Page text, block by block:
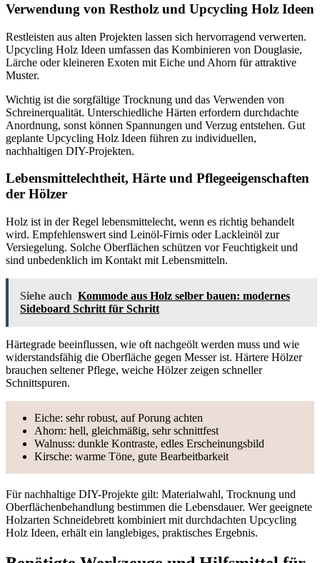
Verwendung von Restholz und Upcycling Holz Ideen
Restleisten aus alten Projekten lassen sich hervorragend verwerten.
Upcycling Holz Ideen umfassen das Kombinieren von Douglasie,
Lärche oder kleineren Exoten mit Eiche und Ahorn für attraktive
Muster.
Wichtig ist die sorgfältige Trocknung und das Verwenden von
Schreinerqualität. Unterschiedliche Härten erfordern durchdachte
Anordnung, sonst können Spannungen und Verzug entstehen. Gut
geplante Upcycling Holz Ideen führen zu individuellen,
nachhaltigen DIY-Projekten.
Lebensmittelechtheit, Härte und Pflegeeigenschaften
der Hölzer
Holz ist in der Regel lebensmittelecht, wenn es richtig behandelt
wird. Empfehlenswert sind Leinöl-Firnis oder Lackleinöl zur
Versiegelung. Solche Oberflächen schützen vor Feuchtigkeit und
sind unbedenklich im Kontakt mit Lebensmitteln.
Siehe auch Kommode aus Holz selber bauen: modernes
Sideboard Schritt für Schritt
Härtegrade beeinflussen, wie oft nachgeölt werden muss und wie
widerstandsfähig die Oberfläche gegen Messer ist. Härtere Hölzer
brauchen seltener Pflege, weiche Hölzer zeigen schneller
Schnittspuren.
Eiche: sehr robust, auf Porung achten
Ahorn: hell, gleichmäßig, sehr schnittfest
Walnuss: dunkle Kontraste, edles Erscheinungsbild
Kirsche: warme Töne, gute Bearbeitbarkeit
Für nachhaltige DIY-Projekte gilt: Materialwahl, Trocknung und
Oberflächenbehandlung bestimmen die Lebensdauer. Wer geeignete
Holzarten Schneidebrett kombiniert mit durchdachten Upcycling
Holz Ideen, erhält ein langlebiges, praktisches Ergebnis.